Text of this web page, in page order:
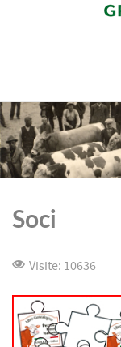
Soci
Visite: 10636